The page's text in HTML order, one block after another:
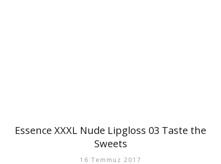
Essence XXXL Nude Lipgloss 03 Taste the
Sweets
16 Temmuz 2017